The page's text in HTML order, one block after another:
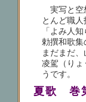
実写と空
とんど職人
「よみ人
勅撰和歌集
まだまだ
凌駕（りょ
うです。
夏歌 巻